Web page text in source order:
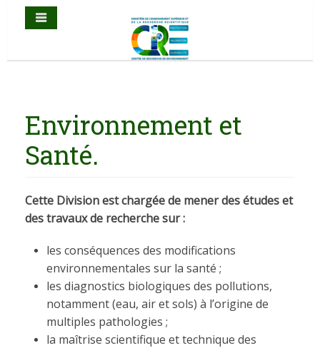
Environnement et
Santé.
Cette Division est chargée de mener des études et
des travaux de recherche sur :
les conséquences des modifications
environnementales sur la santé ;
les diagnostics biologiques des pollutions,
notamment (eau, air et sols) à l’origine de
multiples pathologies ;
la maîtrise scientifique et technique des